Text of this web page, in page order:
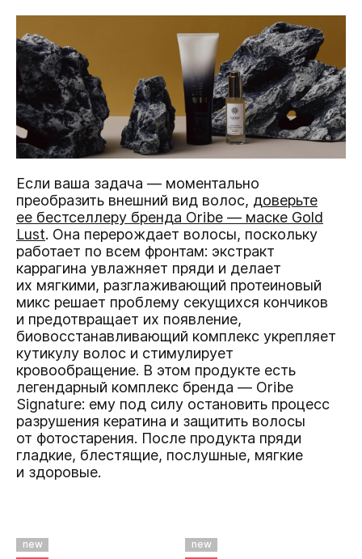
Если ваша задача — моментально
преобразить внешний вид волос, доверьте
ее бестселлеру бренда Oribe — маске Gold
Lust. Она перерождает волосы, поскольку
работает по всем фронтам: экстракт
каррагина увлажняет пряди и делает
их мягкими, разглаживающий протеиновый
микс решает проблему секущихся кончиков
и предотвращает их появление,
биовосстанавливающий комплекс укрепляет
кутикулу волос и стимулирует
кровообращение. В этом продукте есть
легендарный комплекс бренда — Oribe
Signature: ему под силу остановить процесс
разрушения кератина и защитить волосы
от фотостарения. После продукта пряди
гладкие, блестящие, послушные, мягкие
и здоровые.
new
new